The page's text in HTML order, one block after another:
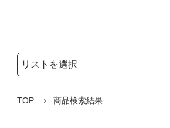
検索リストの選択
TOP 商品検索結果